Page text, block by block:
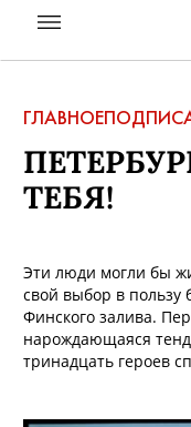
ГЛАВНОЕ
ТЕБЯ!
Эти люди могли бы
свой выбор в пользу
Финского залива.
нарождающаяся
тринадцать героев